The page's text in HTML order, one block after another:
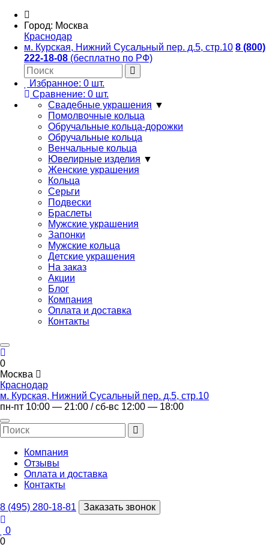
Город: Москва
Краснодар
м. Курская, Нижний Сусальный пер. д.5, стр.10 8 (800)
222-18-08 (бесплатно по РФ)
Избранное: 0 шт.
Сравнение: 0 шт.
Свадебные украшения ▼
Помолвочные кольца
Обручальные кольца-дорожки
Обручальные кольца
Венчальные кольца
Ювелирные изделия ▼
Женские украшения
Кольца
Серьги
Подвески
Браслеты
Мужские украшения
Запонки
Мужские кольца
Детские украшения
На заказ
Акции
Блог
Компания
Оплата и доставка
Контакты
0
Москва
Краснодар
м. Курская, Нижний Сусальный пер. д.5, стр.10
пн-пт 10:00 — 21:00 / сб-вс 12:00 — 18:00
Компания
Отзывы
Оплата и доставка
Контакты
8 (495) 280-18-81 Заказать звонок
0
0